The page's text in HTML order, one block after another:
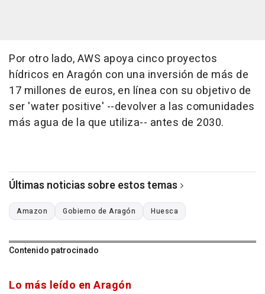
Por otro lado, AWS apoya cinco proyectos
hídricos en Aragón con una inversión de más de
17 millones de euros, en línea con su objetivo de
ser 'water positive' --devolver a las comunidades
más agua de la que utiliza-- antes de 2030.
Últimas noticias sobre estos temas
Amazon Gobierno de Aragón Huesca
Contenido patrocinado
Lo más leído en Aragón